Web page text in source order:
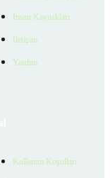
İnsan Kaynakları
İletişim
Yardım
Kullanım Koşulları